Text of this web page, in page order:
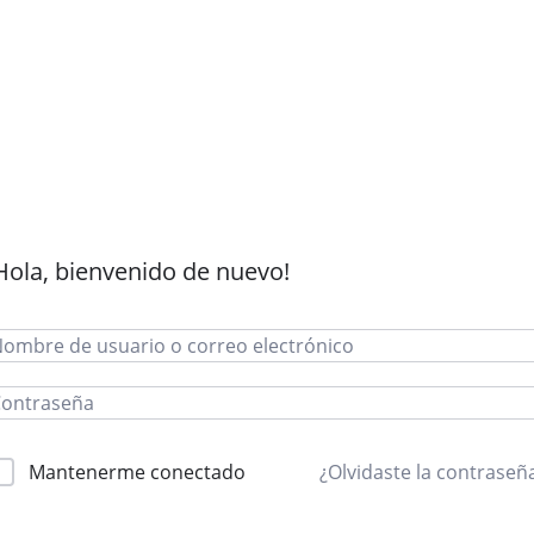
bienvenido de nuevo!
Mantenerme conectado ¿Olvidaste la